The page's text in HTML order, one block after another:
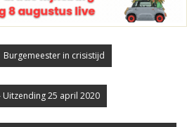
Burgemeester in crisistijd
Uitzending 25 april 2020